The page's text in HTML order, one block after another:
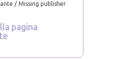
/ Missing publisher
pagina